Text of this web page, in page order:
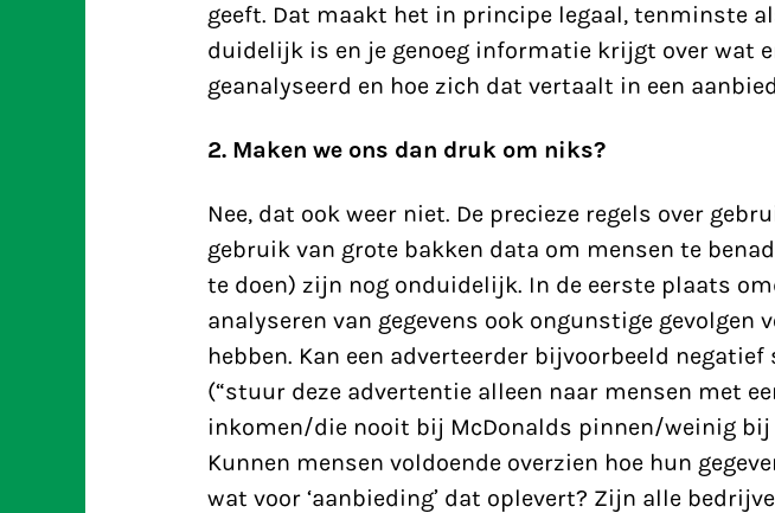
geeft. Dat maakt het in principe legaal, tenminste
duidelijk is en je genoeg informatie krijgt over wat
geanalyseerd en hoe zich dat vertaalt in een
2. Maken we ons dan druk om niks?
Nee, dat ook weer niet. De precieze regels over
gebruik van grote bakken data om mensen te
te doen) zijn nog onduidelijk. In de eerste plaats
analyseren van gegevens ook ongunstige gevolgen
hebben. Kan een adverteerder bijvoorbeeld negatief
(“stuur deze advertentie alleen naar mensen met
inkomen/die nooit bij McDonalds pinnen/weinig bij
Kunnen mensen voldoende overzien hoe hun
wat voor ‘aanbieding’ dat oplevert? Zijn alle